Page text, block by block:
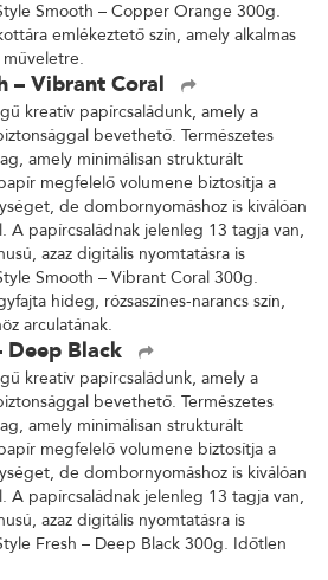
Smooth – Copper Orange 300g.
emlékeztető szín, amely alkalmas
– Vibrant Coral
kreatív papírcsaládunk, amely a
bevethető. Természetes
amely minimálisan strukturált
megfelelő volumene biztosítja a
de dombornyomáshoz is kiválóan
A papírcsaládnak jelenleg 13 tagja van,
azaz digitális nyomtatásra is
Smooth – Vibrant Coral 300g.
hideg, rózsaszínes-narancs szín,
arculatának.
Deep Black
kreatív papírcsaládunk, amely a
bevethető. Természetes
amely minimálisan strukturált
megfelelő volumene biztosítja a
de dombornyomáshoz is kiválóan
A papírcsaládnak jelenleg 13 tagja van,
azaz digitális nyomtatásra is
Fresh – Deep Black 300g. Időtlen